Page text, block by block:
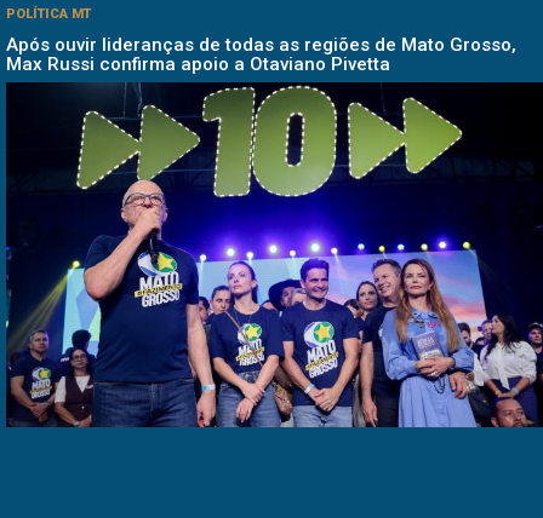
POLÍTICA MT
Após ouvir lideranças de todas as regiões de Mato Grosso,
Max Russi confirma apoio a Otaviano Pivetta